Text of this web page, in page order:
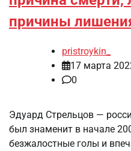
причины
pristroykin_
17 марта
0
Эдуард Стрельцов —
был знаменит в начале
безжалостные голы и